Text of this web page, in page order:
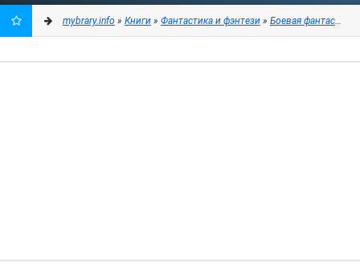
mybrary.info » Книги » Фантастика и фэнтези » Боевая фантастика